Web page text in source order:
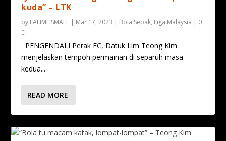
kuda” – LTK
by FAHMI ISMAEL | Mar 17, 2023 | Bola Sepak, Liga Malaysia | 0
PENGENDALI Perak FC, Datuk Lim Teong Kim
menjelaskan tempoh permainan di separuh masa
kedua...
READ MORE